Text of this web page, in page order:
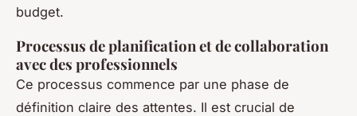
budget.
Processus de planification et de collaboration
avec des professionnels
Ce processus commence par une phase de
définition claire des attentes. Il est crucial de